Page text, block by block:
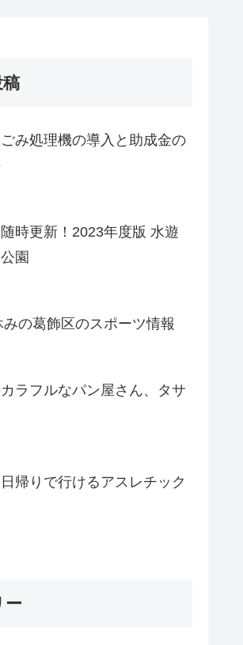
み処理機の導入と助成金の
随時更新！2023年度版 水遊
園
の葛飾区のスポーツ情報
ラフルなパン屋さん、タサ
帰りで行けるアスレチック
ー